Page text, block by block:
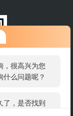
，很高兴为您
什么问题呢？
了，是否找到
直接在线与我